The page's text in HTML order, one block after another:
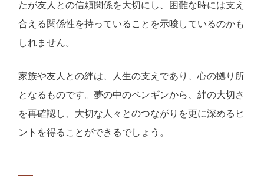
たが友人との信頼関係を大切にし、困難な時には支え
合える関係性を持っていることを示唆しているのかも
しれません。
家族や友人との絆は、人生の支えであり、心の拠り所
となるものです。夢の中のペンギンから、絆の大切さ
を再確認し、大切な人々とのつながりを更に深めるヒ
ントを得ることができるでしょう。